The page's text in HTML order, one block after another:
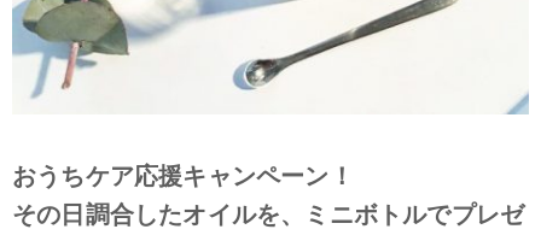
おうちケア応援キャンペーン！
その日調合したオイルを、ミニボトルでプレゼ